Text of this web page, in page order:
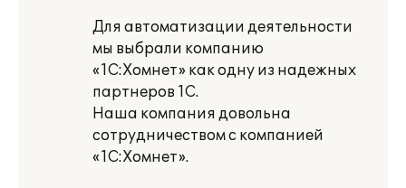
Для автоматизации деятельности
мы выбрали компанию
«1С:Хомнет» как одну из надежных
партнеров 1С.
Наша компания довольна
сотрудничеством с компанией
«1С:Хомнет».